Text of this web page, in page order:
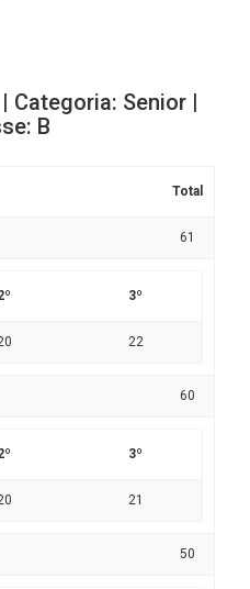
Categoria: Senior |
B
Total
61
3º
22
60
3º
21
50